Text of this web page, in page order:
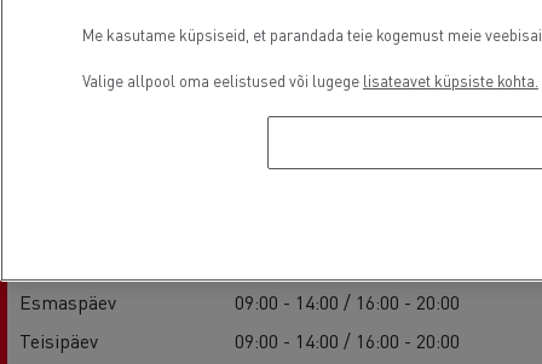
Esmaspäev
09:00 - 14:00 / 16:00 - 20:00
Teisipäev
09:00 - 14:00 / 16:00 - 20:00
Me kasutame küpsiseid, et parandada teie kogemust meie
Valige allpool oma eelistused või lugege lisateavet küpsiste kohta.